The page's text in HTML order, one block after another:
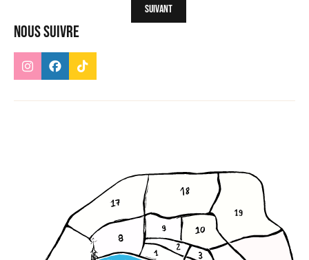
Nous suivre
Suivant